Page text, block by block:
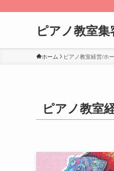
ピアノ教室
ホーム ピアノ教室経営/ホ
ピアノ教室